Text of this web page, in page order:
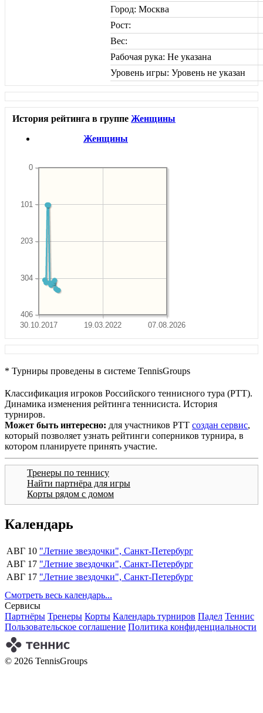
Город: Москва
Рост:
Вес:
Рабочая рука: Не указана
Уровень игры: Уровень не указан
История рейтинга в группе Женщины
Женщины
30.10.2017 19.03.2022 07.08.2026
406
304
203
101
0
* Турниры проведены в системе TennisGroups
Классификация игроков Российского теннисного тура (РТТ).
Динамика изменения рейтинга теннисиста. История
турниров.
Может быть интересно: для участников РТТ создан сервис,
который позволяет узнать рейтинги соперников турнира, в
котором планируете принять участие.
Тренеры по теннису
Найти партнёра для игры
Корты рядом с домом
Календарь
АВГ 10 "Летние звездочки", Санкт-Петербург
АВГ 17 "Летние звездочки", Санкт-Петербург
АВГ 17 "Летние звездочки", Санкт-Петербург
Смотреть весь календарь...
Сервисы
Партнёры Тренеры Корты Календарь турниров Падел Теннис
Пользовательское соглашение Политика конфиденциальности
© 2026 TennisGroups